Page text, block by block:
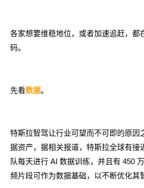
各家想要维稳地位，或者加速追赶，都
码。
先看数据。
特斯拉智驾让行业可望而不可即的原因
据资产，据相关报道，特斯拉全球有接
队每天进行 AI 数据训练，并且有 450
频片段可作为数据基础，以不断优化其